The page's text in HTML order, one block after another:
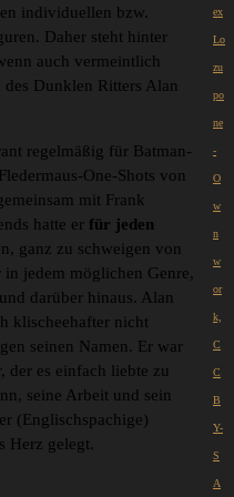
ex
Lo
zu
po
ne
-
O
w
n
w
or
k,
C
C
B
Y-
S
A
individuellen bzw.
Daher steht hinter
auch vermeintlich
Dunklen Ritters Alan
regelmäßig für Batman-
One-Shots von
mit Frank
hatte er für jeden
ganz zu schweigen von
jedem möglichen Genre,
darüber hinaus. Alan
klischeehafter nicht
seinen Namen. Er war
der es einfach liebte zu
seine Arbeit und sein
(Englischspachige)
Herz gelegt.